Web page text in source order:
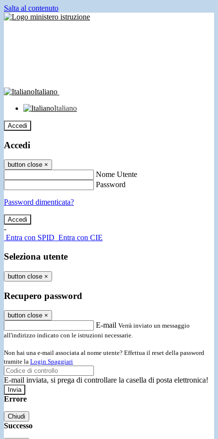
Salta al contenuto
Italiano
Italiano
Accedi
Accedi
button close ×
Nome Utente
Password
Password dimenticata?
-
Entra con SPID Entra con CIE
Seleziona utente
button close ×
Recupero password
button close ×
E-mail Verrà inviato un messaggio
all'indirizzo indicato con le istruzioni necessarie.
Non hai una e-mail associata al nome utente? Effettua il reset della password
tramite la Login Spaggiari
E-mail inviata, si prega di controllare la casella di posta elettronica!
Errore
Chiudi
Successo